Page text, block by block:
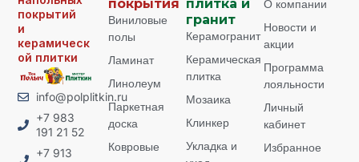
покрытий
и
керамическ
ой плитки
info@polplitkin.ru
+7 983
191 21 52
+7 913
покрытия
Виниловые
полы
Ламинат
Линолеум
Паркетная
доска
Ковровые
плитка и
гранит
Керамогранит
Керамическая
плитка
Мозаика
Клинкер
Укладка и
О компании
Новости и
акции
Программа
лояльности
Личный
кабинет
Избранное